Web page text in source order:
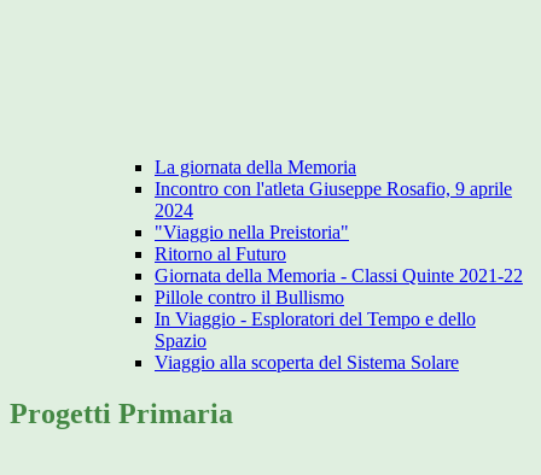
La giornata della Memoria
Incontro con l'atleta Giuseppe Rosafio, 9 aprile
2024
"Viaggio nella Preistoria"
Ritorno al Futuro
Giornata della Memoria - Classi Quinte 2021-22
Pillole contro il Bullismo
In Viaggio - Esploratori del Tempo e dello
Spazio
Viaggio alla scoperta del Sistema Solare
Progetti Primaria